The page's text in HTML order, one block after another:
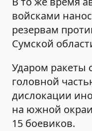
войсками
резервам
Сумской
Ударом ракеты
головной
дислокации
на южной
15 боевиков.